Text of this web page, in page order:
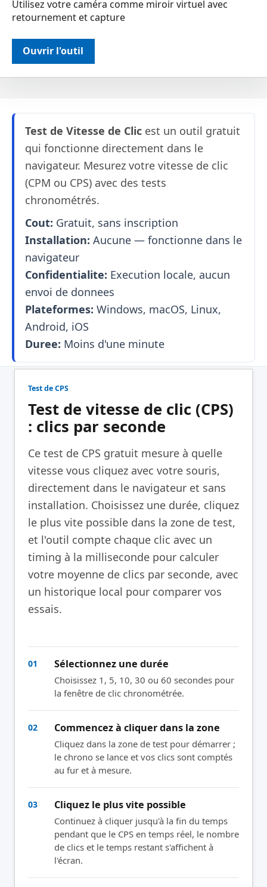
Utilisez votre caméra comme miroir virtuel avec
retournement et capture
Ouvrir l'outil
Test de Vitesse de Clic est un outil gratuit
qui fonctionne directement dans le
navigateur. Mesurez votre vitesse de clic
(CPM ou CPS) avec des tests
chronométrés.
Cout: Gratuit, sans inscription
Installation: Aucune — fonctionne dans le
navigateur
Confidentialite: Execution locale, aucun
envoi de donnees
Plateformes: Windows, macOS, Linux,
Android, iOS
Duree: Moins d'une minute
Test de CPS
Test de vitesse de clic (CPS)
: clics par seconde
Ce test de CPS gratuit mesure à quelle
vitesse vous cliquez avec votre souris,
directement dans le navigateur et sans
installation. Choisissez une durée, cliquez
le plus vite possible dans la zone de test,
et l'outil compte chaque clic avec un
timing à la milliseconde pour calculer
votre moyenne de clics par seconde, avec
un historique local pour comparer vos
essais.
01 Sélectionnez une durée
Choisissez 1, 5, 10, 30 ou 60 secondes pour
la fenêtre de clic chronométrée.
02 Commencez à cliquer dans la zone
Cliquez dans la zone de test pour démarrer ;
le chrono se lance et vos clics sont comptés
au fur et à mesure.
03 Cliquez le plus vite possible
Continuez à cliquer jusqu'à la fin du temps
pendant que le CPS en temps réel, le nombre
de clics et le temps restant s'affichent à
l'écran.